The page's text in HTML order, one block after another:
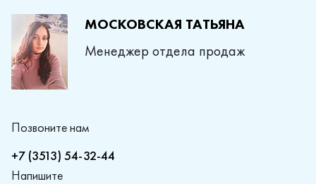
МОСКОВСКАЯ ТАТЬЯНА
Менеджер отдела продаж
Позвоните нам
+7 (3513) 54-32-44
Напишите